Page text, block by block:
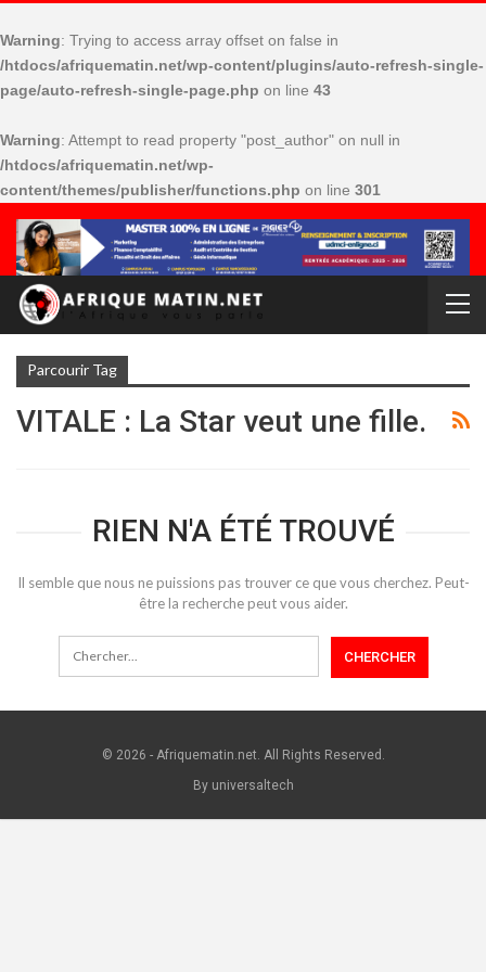
Warning: Trying to access array offset on false in
/htdocs/afriquematin.net/wp-content/plugins/auto-refresh-single-
page/auto-refresh-single-page.php on line 43
Warning: Attempt to read property "post_author" on null in
/htdocs/afriquematin.net/wp-
content/themes/publisher/functions.php on line 301
Parcourir Tag
VITALE : La Star veut une fille.
RIEN N'A ÉTÉ TROUVÉ
Il semble que nous ne puissions pas trouver ce que vous cherchez. Peut-
être la recherche peut vous aider.
© 2026 - Afriquematin.net. All Rights Reserved.
By universaltech